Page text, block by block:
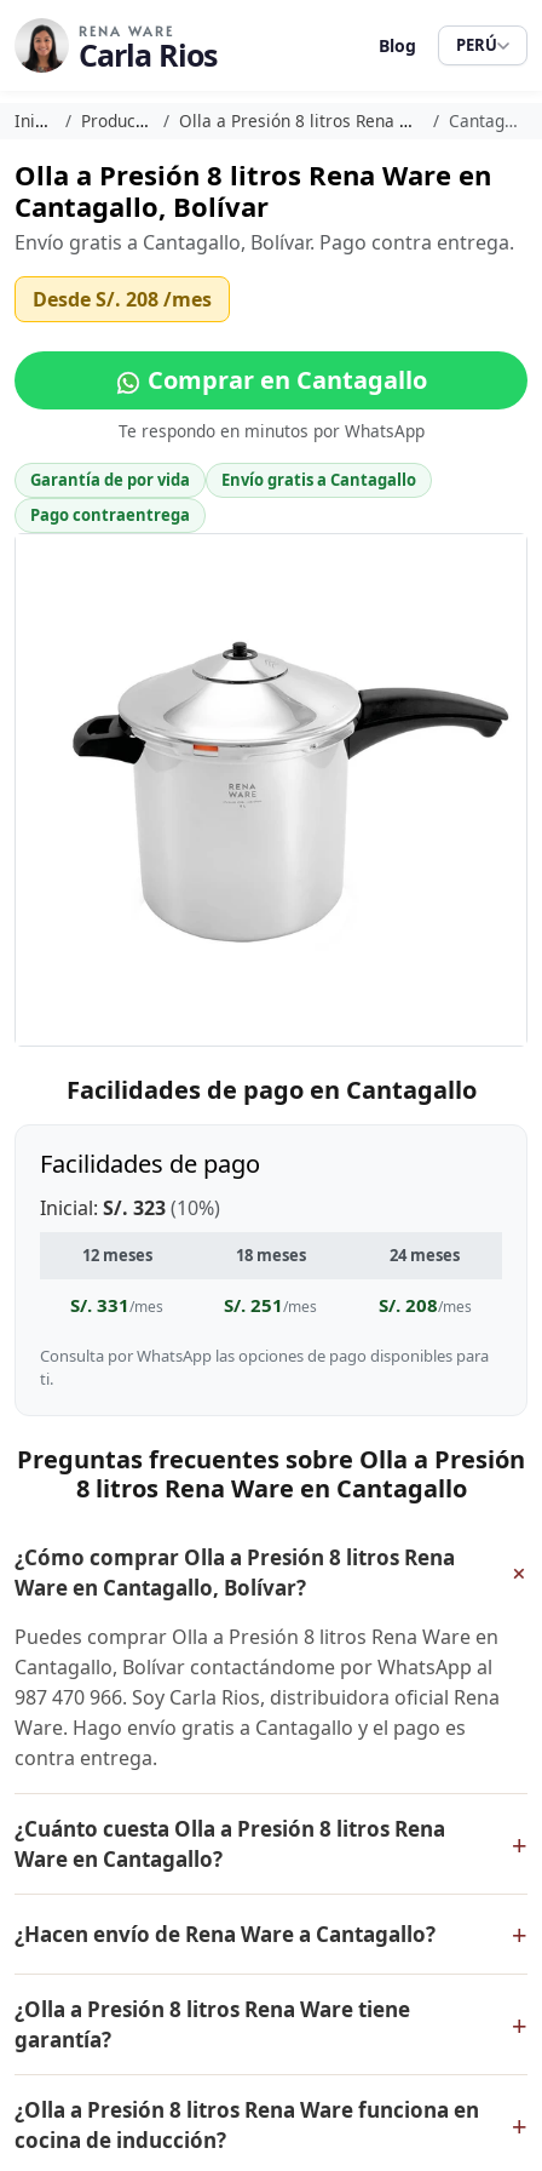
RENA WARE
Carla Rios Blog PERÚ
Inicio Productos Olla a Presión 8 litros Rena Ware Cantagallo
Olla a Presión 8 litros Rena Ware en
Cantagallo, Bolívar
Envío gratis a Cantagallo, Bolívar. Pago contra entrega.
DesdeS/. 208/mes
Comprar en Cantagallo
Te respondo en minutos por WhatsApp
Garantía de por vida
Envío gratis a Cantagallo
Pago contraentrega
Facilidades de pago en Cantagallo
Facilidades de pago
Inicial: S/. 323(10%)
12 meses 18 meses 24 meses
S/. 331/mes S/. 251/mes S/. 208/mes
Consulta por WhatsApp las opciones de pago disponibles para
ti.
Preguntas frecuentes sobre Olla a Presión
8 litros Rena Ware en Cantagallo
¿Cómo comprar Olla a Presión 8 litros Rena
Ware en Cantagallo, Bolívar?
+
Puedes comprar Olla a Presión 8 litros Rena Ware en
Cantagallo, Bolívar contactándome por WhatsApp al
987 470 966. Soy Carla Rios, distribuidora oficial Rena
Ware. Hago envío gratis a Cantagallo y el pago es
contra entrega.
¿Cuánto cuesta Olla a Presión 8 litros Rena
Ware en Cantagallo?
+
mismo en todo Colombia. Contáctame por WhatsApp
para conocer el precio actual, promociones disponibles
y facilidades de pago en cuotas desde el 10% de inicial.
¿Hacen envío de Rena Ware a Cantagallo? +
Ware a Cantagallo, Bolívar y a todo Colombia. El pago es
contra entrega.
¿Olla a Presión 8 litros Rena Ware tiene
garantía?
+
por vida contra defectos de fabricación. Todos los
productos Rena Ware están fabricados en acero
¿Olla a Presión 8 litros Rena Ware funciona en
cocina de inducción?
+